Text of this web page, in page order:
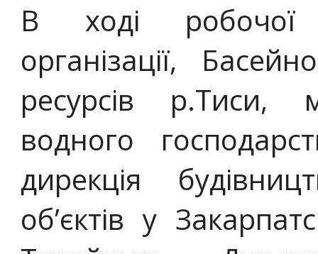
В ході робочої
організації,
ресурсів р.Тиси,
водного
дирекція
об’єктів у